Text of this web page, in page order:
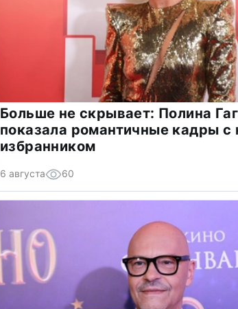
Больше не скрывает: Полина
показала романтичные кадры с
избранником
6 августа 60